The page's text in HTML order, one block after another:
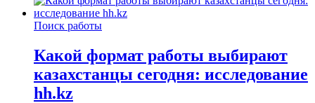
Поиск работы
Какой формат работы выбирают
казахстанцы сегодня: исследование
hh.kz